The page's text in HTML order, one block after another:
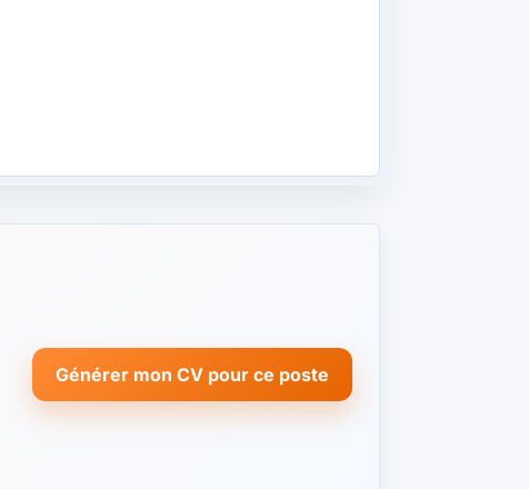
Générer mon CV pour ce poste